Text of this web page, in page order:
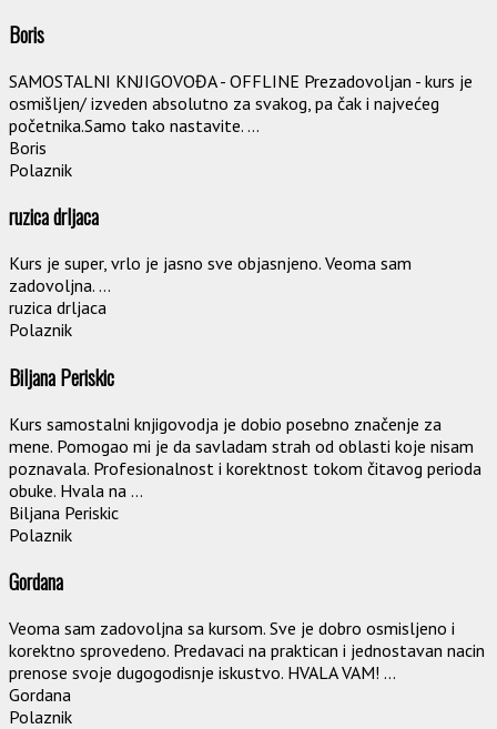
Boris
SAMOSTALNI KNJIGOVOĐA - OFFLINE Prezadovoljan - kurs je
osmišljen/ izveden absolutno za svakog, pa čak i najvećeg
početnika.Samo tako nastavite. ...
Boris
Polaznik
ruzica drljaca
Kurs je super, vrlo je jasno sve objasnjeno. Veoma sam
zadovoljna. ...
ruzica drljaca
Polaznik
Biljana Periskic
Kurs samostalni knjigovodja je dobio posebno značenje za
mene. Pomogao mi je da savladam strah od oblasti koje nisam
poznavala. Profesionalnost i korektnost tokom čitavog perioda
obuke. Hvala na ...
Biljana Periskic
Polaznik
Gordana
Veoma sam zadovoljna sa kursom. Sve je dobro osmisljeno i
korektno sprovedeno. Predavaci na praktican i jednostavan nacin
prenose svoje dugogodisnje iskustvo. HVALA VAM! ...
Gordana
Polaznik